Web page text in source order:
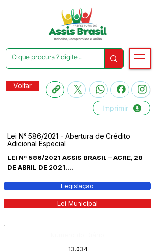
Voltar
Imprimir
Lei N° 586/2021 - Abertura de Crédito
Adicional Especial
LEI Nº 586/2021 ASSIS BRASIL – ACRE, 28
DE ABRIL DE 2021....
Legislação
Lei Municipal
13.034